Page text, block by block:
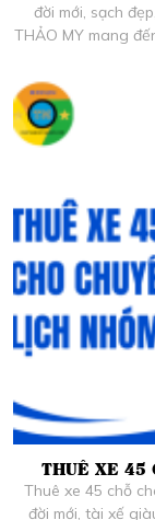
đời mới, sạch
THẢO MY mang
THUÊ XE 45
Thuê xe 45 chỗ
đời mới, tài xế